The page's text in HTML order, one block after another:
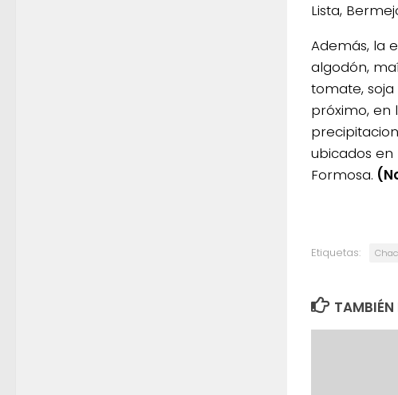
Lista,
Además, la
algodón,
tomate, soja
próximo, en
ubicados en
Formosa.
Etiquetas:
TAMBIÉN